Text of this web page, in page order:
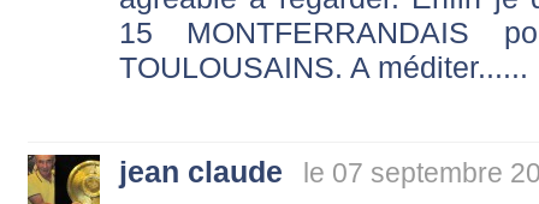
15
TOULOUSAINS. A méditer......
jean claude le 07 septembre